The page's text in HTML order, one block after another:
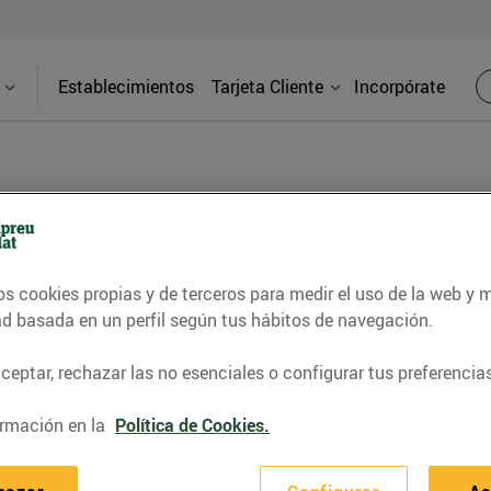
Establecimientos Tarjeta Cliente Incorpórate
los supermercados Bonpreu y Esclat a través de
cookies propias y de terceros para medir el uso de la web y
basada en un perfil según tus hábitos de navegación.
rechazar las no esenciales o configurar tus
en la Política de Cookies.